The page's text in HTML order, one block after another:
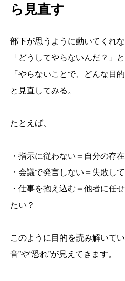
ら見直す
部下が思うように動いてくれな
「どうしてやらないんだ？」
「やらないことで、どんな目
と見直してみる。
たとえば、
・指示に従わない＝自分の存
・会議で発言しない＝失敗し
・仕事を抱え込む＝他者に任
たい？
このように目的を読み解いて
音”や“恐れ”が見えてきます。